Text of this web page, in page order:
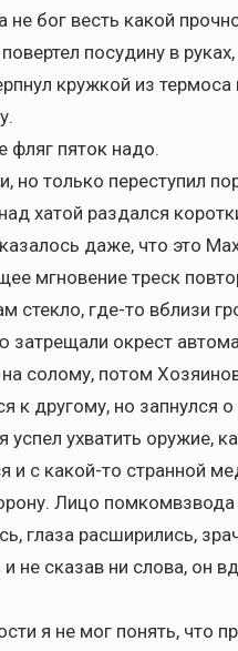
не бог весть какой
посудину в руках,
кружкой из термоса
фляг пяток надо.
но только переступил
хатой раздался
даже, что это
мгновение треск
стекло, где-то вблизи
затрещали окрест
солому, потом
к другому, но запнулся
ухватить оружие,
и с какой-то странной
Лицо
глаза расширились,
не сказав ни слова, он
я не мог понять, что